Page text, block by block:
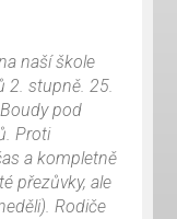
naší škole
2. stupně. 25.
pod
Proti
a kompletně
přezůvky, ale
Rodiče